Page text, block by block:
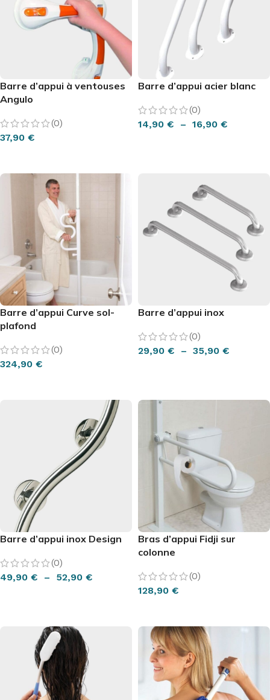
Barre d’appui à ventouses
Angulo
(0)
37,90 €
Barre d’appui acier blanc
(0)
14,90 € – 16,90 €
Barre d’appui Curve sol-
plafond
(0)
324,90 €
Barre d’appui inox
(0)
29,90 € – 35,90 €
Barre d’appui inox Design
(0)
49,90 € – 52,90 €
Bras d’appui Fidji sur
colonne
(0)
128,90 €